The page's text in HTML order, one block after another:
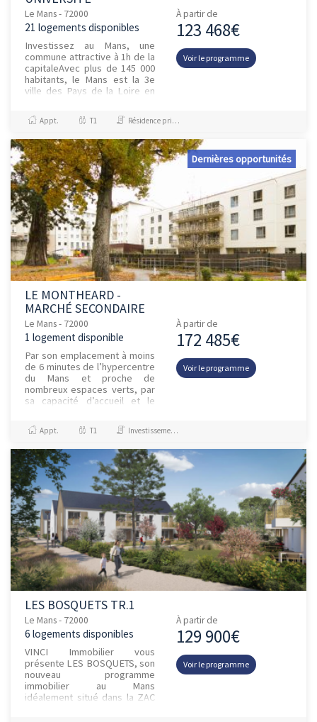
Le Mans - 72000
21 logements disponibles
Investissez au Mans, une
commune attractive à 1h de la
capitaleAvec plus de 145 000
habitants, le Mans est la 3e
ville des Pays de la Loire en
Nant...
À partir de
123 468€
Voir le programme
Appt. T1 Résidence principale / PTZ
Dernières opportunités
LE MONTHEARD -
MARCHÉ SECONDAIRE
Le Mans - 72000
1 logement disponible
Par son emplacement à moins
de 6 minutes de l’hypercentre
du Mans et proche de
nombreux espaces verts, par
sa capacité d’accueil et le
spécialités, le Monthéard co...
À partir de
172 485€
Voir le programme
Appt. T1 Investissement et Défiscalisation
LES BOSQUETS TR.1
Le Mans - 72000
6 logements disponibles
VINCI Immobilier vous
présente LES BOSQUETS, son
nouveau programme
immobilier au Mans
idéalement situé dans la ZAC
À partir de
129 900€
Voir le programme